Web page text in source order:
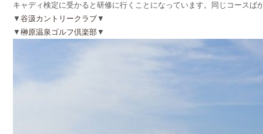
キャディ検定に受かると研修に行くことになっています。同じコース
▼谷汲カントリークラブ▼
▼榊原温泉ゴルフ倶楽部▼